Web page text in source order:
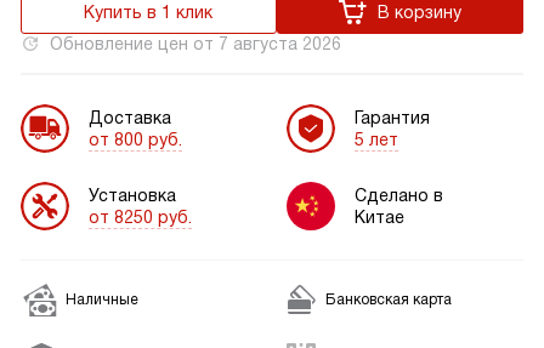
Купить в 1 клик
В корзину
Обновление цен от 7 августа 2026
Доставка
от 800 руб.
Установка
от 8250 руб.
Гарантия
5 лет
Сделано в
Китае
Наличные Банковская карта